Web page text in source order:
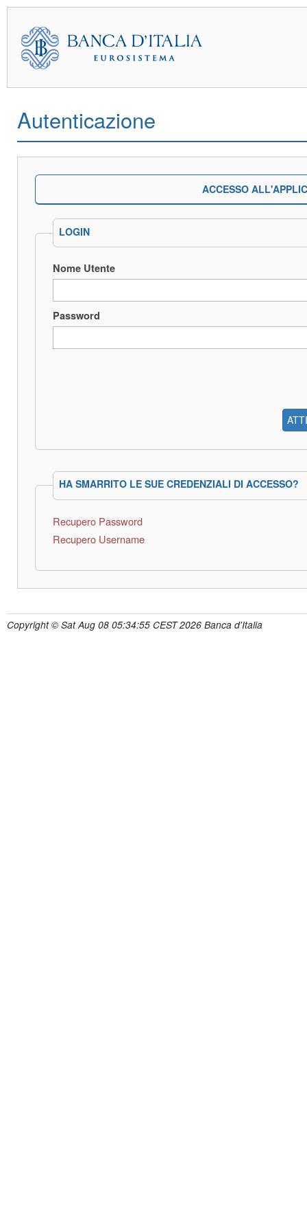
Autenticazione
ACCESSO
LOGIN
Nome Utente
Password
HA SMARRITO LE SUE CREDENZIALI DI ACCESSO?
Recupero Password
Recupero Username
Copyright © Sat Aug 08 05:34:55 CEST 2026 Banca d'Italia